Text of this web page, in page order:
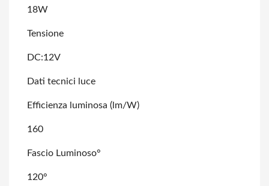
18W
Tensione
DC:12V
Dati tecnici luce
Efficienza luminosa (lm/W)
160
Fascio Luminoso°
120°